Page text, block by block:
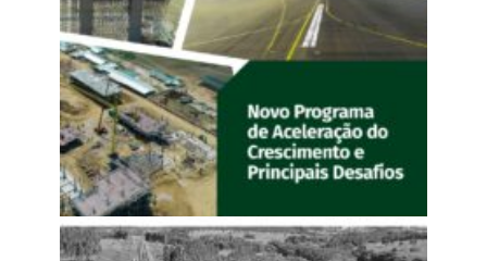
Manual de Concessões Rodoviárias para Pequenas e
Médias Empresas (2025)